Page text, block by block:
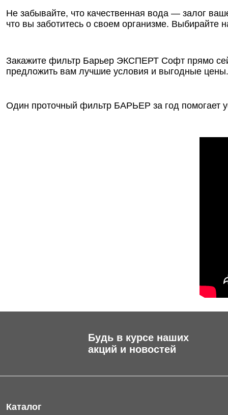
Не забывайте, что качественная вода — залог
что вы заботитесь о своем организме.
Закажите фильтр Барьер ЭКСПЕРТ Софт прямо
предложить вам лучшие условия и выгодные
Один проточный фильтр БАРЬЕР за год помогает
Будь в курсе наших
акций и новостей
Каталог